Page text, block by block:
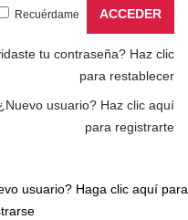
Recuérdame
tu contraseña? Haz clic
para restablecer
usuario? Haz clic aquí
para registrarte
usuario? Haga clic aquí para